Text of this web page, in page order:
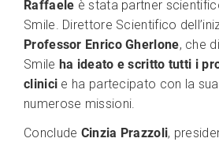
Raffaele è stata partner
Smile. Direttore Scientifico
Professor Enrico Gherlone, che
Smile ha ideato e scritto tutti i
clinici e ha partecipato con la
numerose missioni.
Conclude Cinzia Prazzoli,